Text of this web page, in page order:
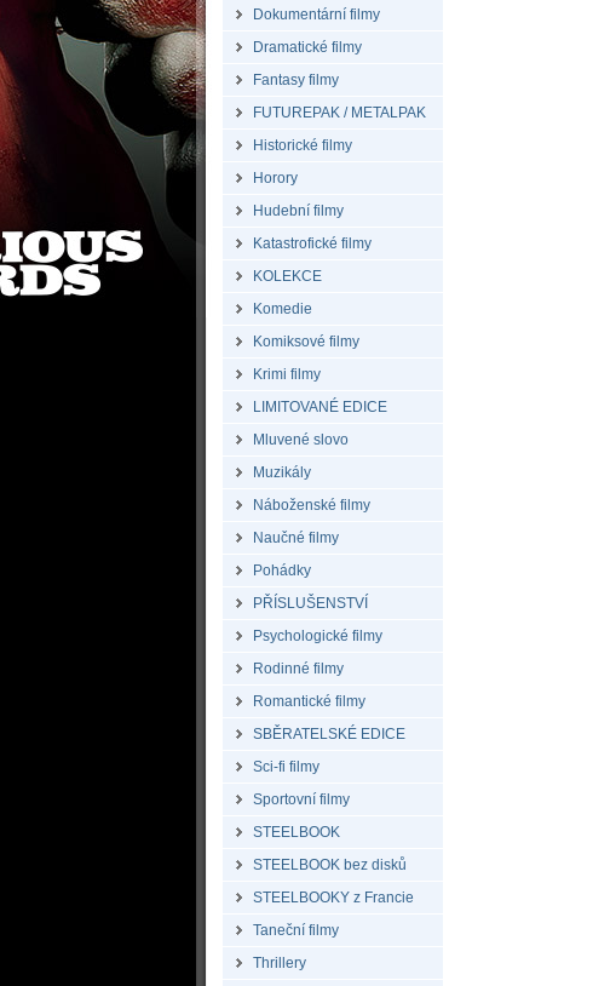
Dokumentární filmy
Dramatické filmy
Fantasy filmy
FUTUREPAK / METALPAK
Historické filmy
Horory
Hudební filmy
Katastrofické filmy
KOLEKCE
Komedie
Komiksové filmy
Krimi filmy
LIMITOVANÉ EDICE
Mluvené slovo
Muzikály
Náboženské filmy
Naučné filmy
Pohádky
PŘÍSLUŠENSTVÍ
Psychologické filmy
Rodinné filmy
Romantické filmy
SBĚRATELSKÉ EDICE
Sci-fi filmy
Sportovní filmy
STEELBOOK
STEELBOOK bez disků
STEELBOOKY z Francie
Taneční filmy
Thrillery